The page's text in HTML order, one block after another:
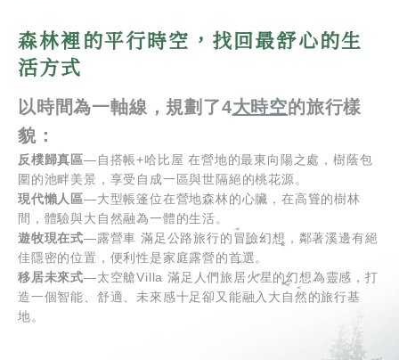
森林裡的平行時空，找回最舒心的生
活方式
以時間為一軸線 ，規劃了4大時空的旅行樣
貌：
反樸歸真區—自搭帳+哈比屋 在營地的最東向陽之處，樹蔭包
圍的池畔美景，享受自成一區與世隔絕的桃花源。
現代懶人區—大型帳篷位在營地森林的心臟，在高聳的樹林
間，體驗與大自然融為一體的生活。
遊牧現在式—露營車 滿足公路旅行的冒險幻想，鄰著溪邊有絕
佳隱密的位置，便利性是家庭露營的首選。
移居未來式—太空艙Villa 滿足人們旅居火星的幻想為靈感，打
造一個智能、舒適、未來感十足卻又能融入大自然的旅行基
地。